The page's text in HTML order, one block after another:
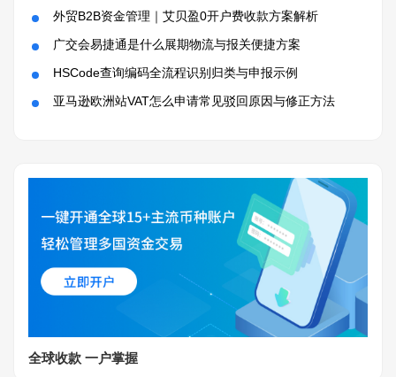
外贸B2B资金管理｜艾贝盈0开户费收款方案解析
广交会易捷通是什么展期物流与报关便捷方案
HSCode查询编码全流程识别归类与申报示例
亚马逊欧洲站VAT怎么申请常见驳回原因与修正方法
全球收款 一户掌握